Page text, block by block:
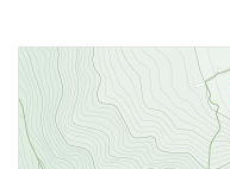
바베큐장이 마련되어 있어 가족,
가질 수 있다. 또한 너른 잔디밭
스포츠게임을 즐길 수 있다.
주변에는 다양한 볼거리 즐길거
관광지를 둘러볼 수 있고, 래프